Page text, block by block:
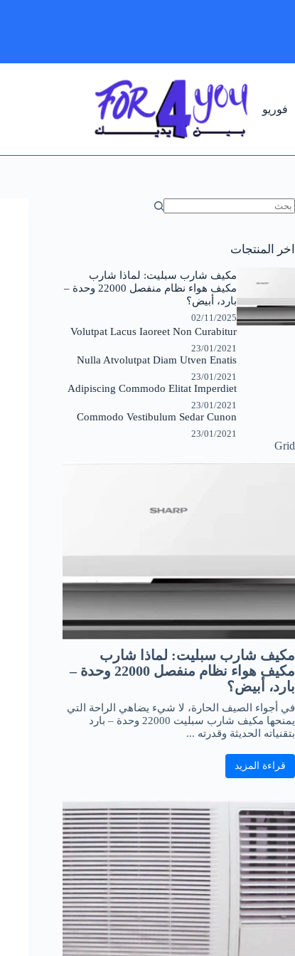
فوريو
نتائج
اخر المنتجات
مكيف شارب سبليت: لماذا شارب
مكيف هواء نظام منفصل 22000 وحدة –
بارد، أبيض؟
02/11/2025
Volutpat Lacus Iaoreet Non Curabitur
23/01/2021
Nulla Atvolutpat Diam Utven Enatis
23/01/2021
Adipiscing Commodo Elitat Imperdiet
23/01/2021
Commodo Vestibulum Sedar Cunon
23/01/2021
Grid
مكيف شارب سبليت: لماذا شارب
مكيف هواء نظام منفصل 22000 وحدة –
بارد، أبيض؟
في أجواء الصيف الحارة، لا شيء يضاهي الراحة التي
يمنحها مكيف شارب سبليت 22000 وحدة – بارد
بتقنياته الحديثة وقدرته ...
قراءة المزيد